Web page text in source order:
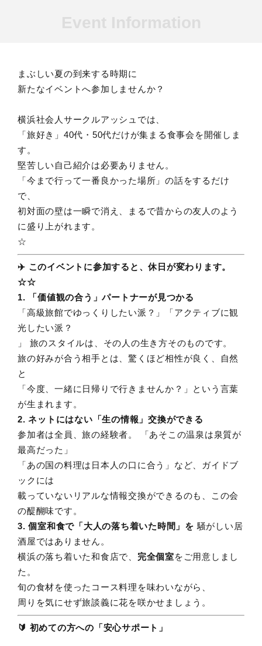
まぶしい夏の到来する時期に
新たなイベントへ参加しませんか？
横浜社会人サークルアッシュでは、
「旅好き」40代・50代だけが集まる食事会を開催しま
す。
堅苦しい自己紹介は必要ありません。
「今まで行って一番良かった場所」の話をするだけ
で、
初対面の壁は一瞬で消え、まるで昔からの友人のよう
に盛り上がれます。
☆
✈️ このイベントに参加すると、休日が変わります。
​​​​​​☆☆
1. 「価値観の合う」パートナーが見つかる
「高級旅館でゆっくりしたい派？」「アクティブに観
光したい派？
」 旅のスタイルは、その人の生き方そのものです。
旅の好みが合う相手とは、驚くほど相性が良く、自然
と
「今度、一緒に日帰りで行きませんか？」という言葉
が生まれます。
2. ネットにはない「生の情報」交換ができる
参加者は全員、旅の経験者。 「あそこの温泉は泉質が
最高だった」
「あの国の料理は日本人の口に合う」など、ガイドブ
ックには
載っていないリアルな情報交換ができるのも、この会
の醍醐味です。
3. 個室和食で「大人の落ち着いた時間」を 騒がしい居
酒屋ではありません。
横浜の落ち着いた和食店で、 完全個室をご用意しまし
た。
旬の食材を使ったコース料理を味わいながら、
周りを気にせず旅談義に花を咲かせましょう。
🔰 初めての方への「安心サポート」